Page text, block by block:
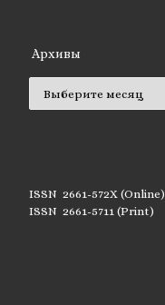
Архивы
ISSN 2661-572X (Online)
ISSN 2661-5711 (Print)